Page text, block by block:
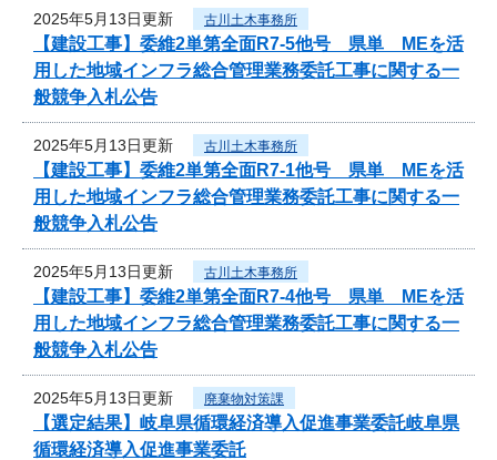
2025年5月13日更新 古川土木事務所
【建設工事】委維2単第全面R7-5他号 県単 MEを活
用した地域インフラ総合管理業務委託工事に関する一
般競争入札公告
2025年5月13日更新 古川土木事務所
【建設工事】委維2単第全面R7-1他号 県単 MEを活
用した地域インフラ総合管理業務委託工事に関する一
般競争入札公告
2025年5月13日更新 古川土木事務所
【建設工事】委維2単第全面R7-4他号 県単 MEを活
用した地域インフラ総合管理業務委託工事に関する一
般競争入札公告
2025年5月13日更新 廃棄物対策課
【選定結果】岐阜県循環経済導入促進事業委託岐阜県
循環経済導入促進事業委託